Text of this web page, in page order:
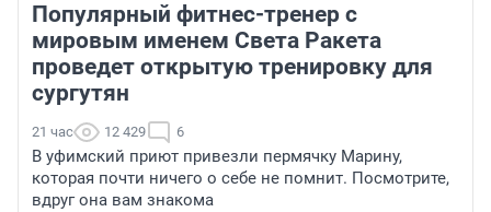
Популярный фитнес-тренер с
мировым именем Света Ракета
проведет открытую тренировку для
сургутян
21 час 12 429 6
В уфимский приют привезли пермячку Марину,
которая почти ничего о себе не помнит. Посмотрите,
вдруг она вам знакома